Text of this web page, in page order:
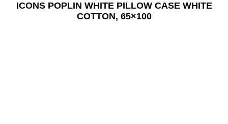
ICONS POPLIN WHITE PILLOW CASE WHITE
COTTON, 65×100